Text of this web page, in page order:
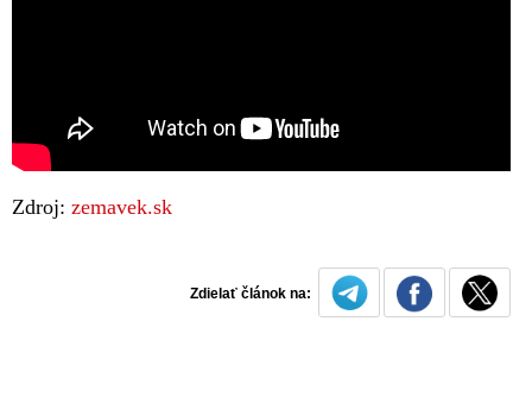
Zdroj: zemavek.sk
Zdielať článok na: